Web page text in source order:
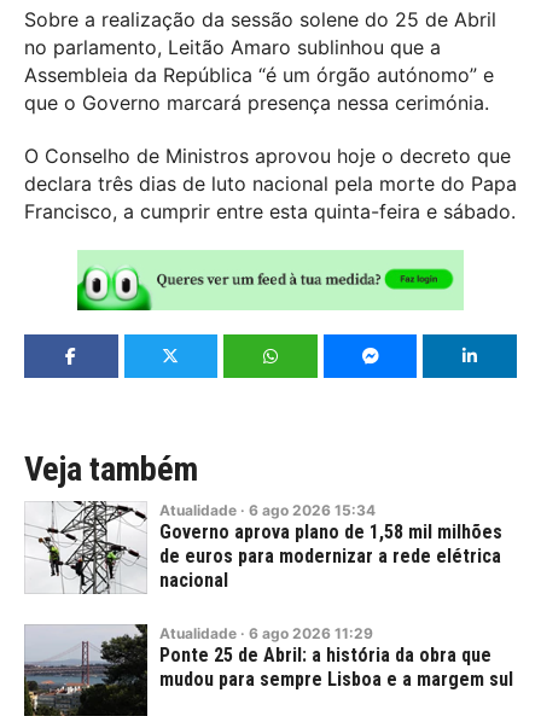
Sobre a realização da sessão solene do 25 de Abril
no parlamento, Leitão Amaro sublinhou que a
Assembleia da República “é um órgão autónomo” e
que o Governo marcará presença nessa cerimónia.
O Conselho de Ministros aprovou hoje o decreto que
declara três dias de luto nacional pela morte do Papa
Francisco, a cumprir entre esta quinta-feira e sábado.
Veja também
Atualidade · 6 ago 2026 15:34
Governo aprova plano de 1,58 mil milhões
de euros para modernizar a rede elétrica
nacional
Atualidade · 6 ago 2026 11:29
Ponte 25 de Abril: a história da obra que
mudou para sempre Lisboa e a margem sul